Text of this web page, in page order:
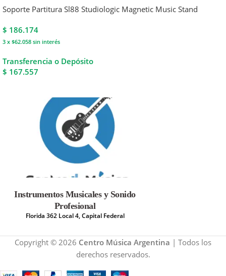
Soporte Partitura Sl88 Studiologic Magnetic Music Stand
$ 186.174
3 x $62.058 sin interés
Transferencia o Depósito
$ 167.557
Instrumentos Musicales y Sonido
Profesional
Florida 362 Local 4, Capital Federal
Copyright © 2026 Centro Música Argentina | Todos los
derechos reservados.